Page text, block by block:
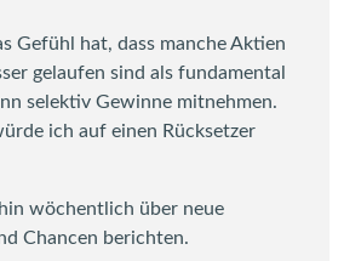
Gefühl hat, dass manche Aktien
gelaufen sind als fundamental
selektiv Gewinne mitnehmen.
ich auf einen Rücksetzer
wöchentlich über neue
Chancen berichten.